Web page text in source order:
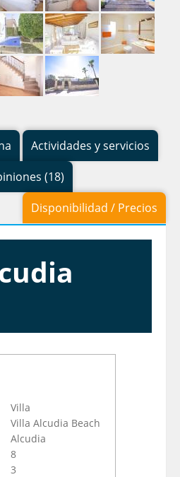
Actividades y servicios
(18)
Disponibilidad / Precios
Villa
Villa Alcudia Beach
Alcudia
8
3